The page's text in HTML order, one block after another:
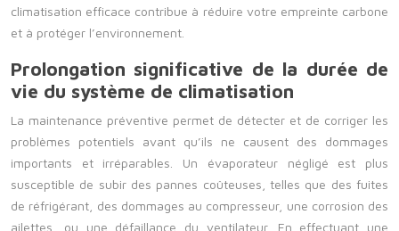
climatisation efficace contribue à réduire votre empreinte carbone
et à protéger l’environnement.
Prolongation significative de la durée de
vie du système de climatisation
La maintenance préventive permet de détecter et de corriger les
problèmes potentiels avant qu’ils ne causent des dommages
importants et irréparables. Un évaporateur négligé est plus
susceptible de subir des pannes coûteuses, telles que des fuites
de réfrigérant, des dommages au compresseur, une corrosion des
ailettes, ou une défaillance du ventilateur. En effectuant une